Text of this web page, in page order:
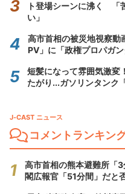
ト登場シーンに沸く 「
い」
高市首相の被災地視察
PV」に「政権プロパガ
短髪になって雰囲気激変
たがり...ガソリンタンク
J-CAST ニュース
コメントランキン
高市首相の熊本避難所「
閣広報官「51分間」だと